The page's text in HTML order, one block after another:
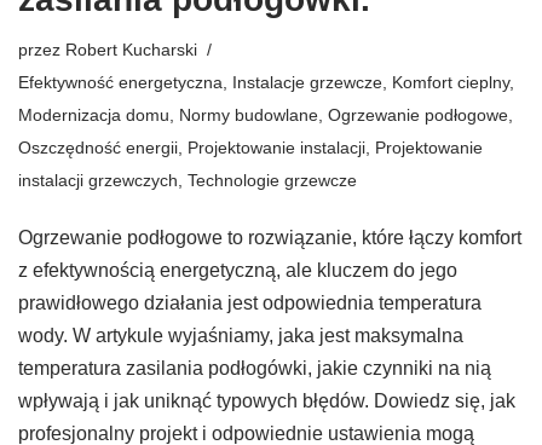
przez Robert Kucharski
Efektywność energetyczna
Instalacje grzewcze Komfort cieplny,
Modernizacja domu
Normy budowlane Ogrzewanie podłogowe
Oszczędność energii Projektowanie instalacji Projektowanie
instalacji grzewczych Technologie grzewcze
Ogrzewanie podłogowe to rozwiązanie, które łączy komfort
z efektywnością energetyczną, ale kluczem do jego
prawidłowego działania jest odpowiednia temperatura
wody. W artykule wyjaśniamy, jaka jest maksymalna
temperatura zasilania podłogówki, jakie czynniki na nią
wpływają i jak uniknąć typowych błędów. Dowiedz się, jak
profesjonalny projekt i odpowiednie ustawienia mogą